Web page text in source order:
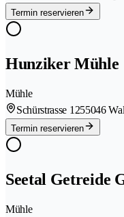
Termin reservieren
Hunziker Mühle
Mühle
Schürstrasse 1255046
Termin reservieren
Seetal Getreide
Mühle